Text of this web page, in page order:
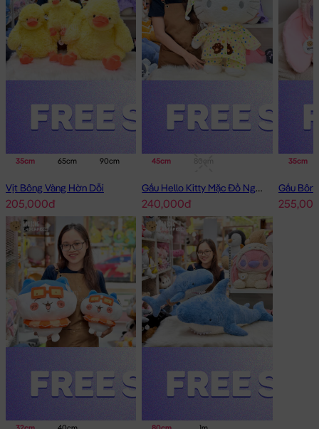
35cm 65cm 90cm
Vịt Bông Vàng Hờn Dỗi
205,000đ
45cm
Gấu Hello Kitty Mặc Đồ Ngủ Thêu Sao
240,000đ
35cm